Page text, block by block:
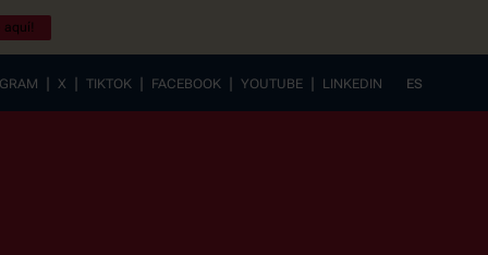
aquí!
| X | TIKTOK | FACEBOOK | YOUTUBE | LINKEDIN
ES